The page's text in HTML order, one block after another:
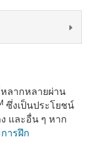
ลากหลายผ่าน
ซึ่งเป็นประโยชน์
และอื่น ๆ หาก
ารฝึก